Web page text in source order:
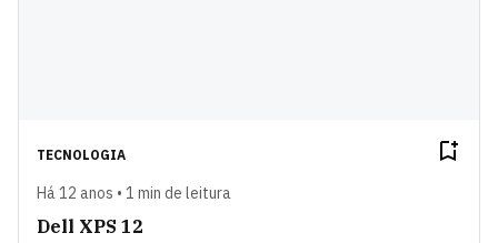
TECNOLOGIA
Há 12 anos • 1 min de leitura
Dell XPS 12